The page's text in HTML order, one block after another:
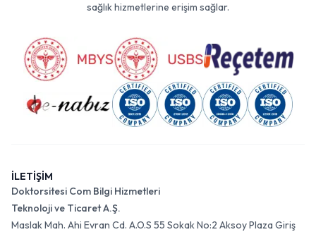
sağlık hizmetlerine erişim sağlar.
İLETİŞİM
Doktorsitesi Com Bilgi Hizmetleri
Teknoloji ve Ticaret A.Ş.
Maslak Mah. Ahi Evran Cd. A.O.S 55 Sokak No:2 Aksoy Plaza Giriş